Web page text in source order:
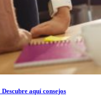
aquí consejos